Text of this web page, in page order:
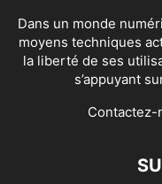
Dans un monde
moyens techniques
la liberté de ses
s’appuyant
Contactez-